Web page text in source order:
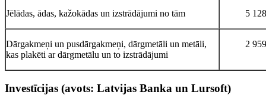
Jēlādas, ādas, kažokādas un izstrādājumi no tām 5
Dārgakmeņi un pusdārgakmeņi, dārgmetāli un metāli,
kas plakēti ar dārgmetālu un to izstrādājumi
2
Investīcijas (avots: Latvijas Banka un Lursoft)